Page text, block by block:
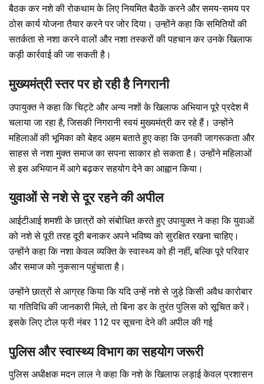
बैठक कर नशे की रोकथाम के लिए नियमित बैठकें करने और समय-समय पर
ठोस कार्य योजना तैयार करने पर जोर दिया। उन्होंने कहा कि समितियों की
सतर्कता से नशा करने वालों और नशा तस्करों की पहचान कर उनके खिलाफ
कड़ी कार्रवाई की जा सकती है।
मुख्यमंत्री स्तर पर हो रही है निगरानी
उपायुक्त ने कहा कि चिट्टे और अन्य नशों के खिलाफ अभियान पूरे प्रदेश में
चलाया जा रहा है, जिसकी निगरानी स्वयं मुख्यमंत्री कर रहे हैं। उन्होंने
महिलाओं की भूमिका को बेहद अहम बताते हुए कहा कि उनकी जागरूकता और
साहस से नशा मुक्त समाज का सपना साकार हो सकता है। उन्होंने महिलाओं
से इस अभियान में आगे बढ़कर सहयोग देने का आह्वान किया।
युवाओं से नशे से दूर रहने की अपील
आईटीआई शमशी के छात्रों को संबोधित करते हुए उपायुक्त ने कहा कि युवाओं
को नशे से पूरी तरह दूरी बनाकर अपने भविष्य को सुरक्षित रखना चाहिए।
उन्होंने कहा कि नशा केवल व्यक्ति के स्वास्थ्य को ही नहीं, बल्कि पूरे परिवार
और समाज को नुकसान पहुंचाता है।
उन्होंने छात्रों से आग्रह किया कि यदि उन्हें नशे से जुड़े किसी अवैध कारोबार
या गतिविधि की जानकारी मिले, तो बिना डर के तुरंत पुलिस को सूचित करें।
इसके लिए टोल फ्री नंबर 112 पर सूचना देने की अपील की गई
पुलिस और स्वास्थ्य विभाग का सहयोग जरूरी
पुलिस अधीक्षक मदन लाल ने कहा कि नशे के खिलाफ लड़ाई केवल प्रशासन